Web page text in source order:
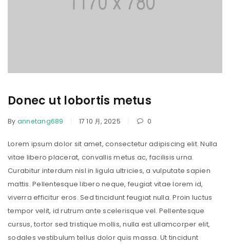
Donec ut lobortis metus
By annetang689 17 10 月, 2025 0
Lorem ipsum dolor sit amet, consectetur adipiscing elit. Nulla
vitae libero placerat, convallis metus ac, facilisis urna.
Curabitur interdum nisl in ligula ultricies, a vulputate sapien
mattis. Pellentesque libero neque, feugiat vitae lorem id,
viverra efficitur eros. Sed tincidunt feugiat nulla. Proin luctus
tempor velit, id rutrum ante scelerisque vel. Pellentesque
cursus, tortor sed tristique mollis, nulla est ullamcorper elit,
sodales vestibulum tellus dolor quis massa. Ut tincidunt